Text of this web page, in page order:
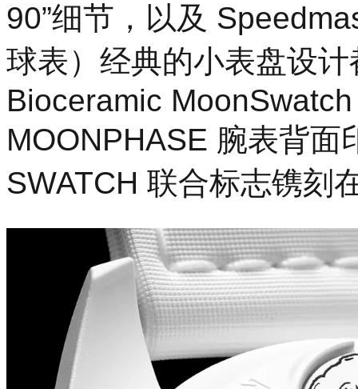
90”细节，以及
球表）经典的小表盘设
Bioceramic
MOONPHASE 腕表背面
SWATCH 联合标志镌刻